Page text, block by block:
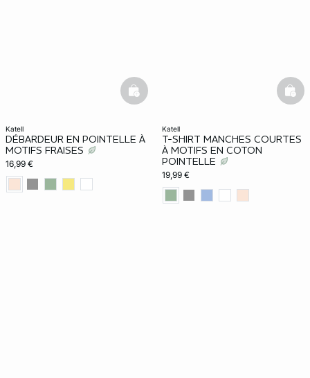
katell
DÉBARDEUR EN POINTELLE À
MOTIFS FRAISES
16,99 €
basketfull
katell
T-SHIRT MANCHES COURTES
À MOTIFS EN COTON
POINTELLE
19,99 €